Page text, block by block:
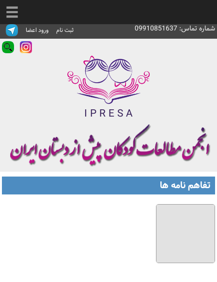
شماره تماس: 09910851637 ثبت نام ورود اعضا
I P R E SA
تفاهم نامه ها